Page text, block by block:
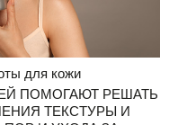
для кожи
ПОМОГАЮТ РЕШАТЬ
ТЕКСТУРЫ И